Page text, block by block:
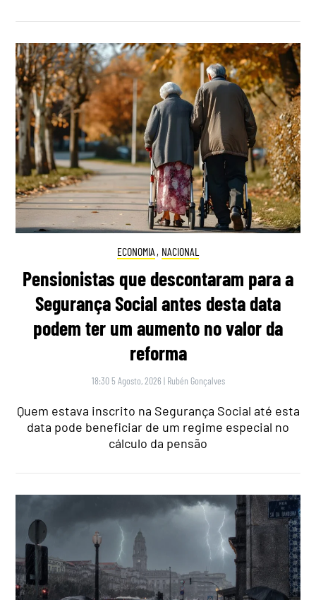
ECONOMIA , NACIONAL
Pensionistas que descontaram para a
Segurança Social antes desta data
podem ter um aumento no valor da
reforma
18:30 5 Agosto, 2026 | Rubén Gonçalves
Quem estava inscrito na Segurança Social até esta
data pode beneficiar de um regime especial no
cálculo da pensão